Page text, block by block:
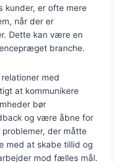
kunder, er ofte mere
når der er
Dette kan være en
branche.
med
at kommunikere
bør
og være åbne for
der måtte
med at skabe tillid og
mod fælles mål.